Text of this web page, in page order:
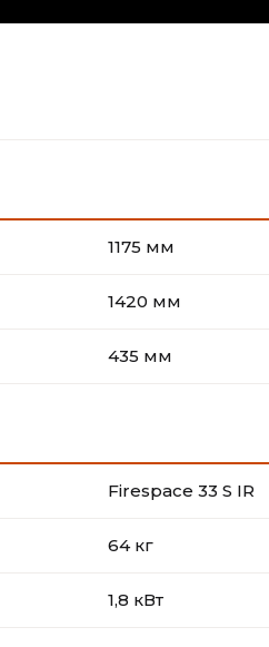
1175 мм
1420 мм
435 мм
Firespace 33 S IR
64 кг
1,8 кВт